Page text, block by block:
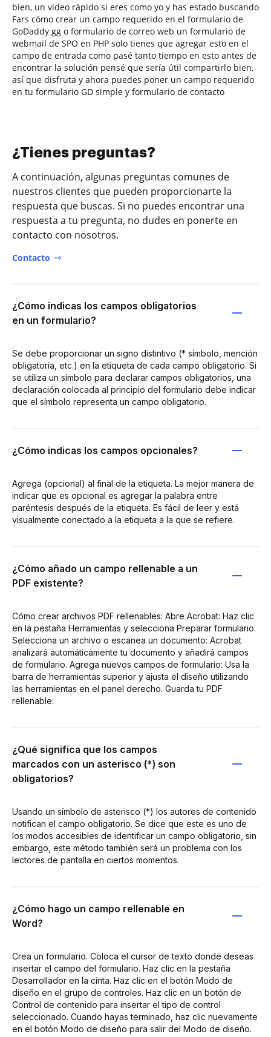
bien, un video rápido si eres como yo y has estado buscando
Fars cómo crear un campo requerido en el formulario de
GoDaddy gg o formulario de correo web un formulario de
webmail de SPO en PHP solo tienes que agregar esto en el
campo de entrada como pasé tanto tiempo en esto antes de
encontrar la solución pensé que sería útil compartirlo bien,
así que disfruta y ahora puedes poner un campo requerido
en tu formulario GD simple y formulario de contacto
¿Tienes preguntas?
A continuación, algunas preguntas comunes de
nuestros clientes que pueden proporcionarte la
respuesta que buscas. Si no puedes encontrar una
respuesta a tu pregunta, no dudes en ponerte en
contacto con nosotros.
Contacto
¿Cómo indicas los campos obligatorios
en un formulario?
Se debe proporcionar un signo distintivo (* símbolo, mención
obligatoria, etc.) en la etiqueta de cada campo obligatorio. Si
se utiliza un símbolo para declarar campos obligatorios, una
declaración colocada al principio del formulario debe indicar
que el símbolo representa un campo obligatorio.
¿Cómo indicas los campos opcionales?
Agrega (opcional) al final de la etiqueta. La mejor manera de
indicar que es opcional es agregar la palabra entre
paréntesis después de la etiqueta. Es fácil de leer y está
visualmente conectado a la etiqueta a la que se refiere.
¿Cómo añado un campo rellenable a un
PDF existente?
Cómo crear archivos PDF rellenables: Abre Acrobat: Haz clic
en la pestaña Herramientas y selecciona Preparar formulario.
Selecciona un archivo o escanea un documento: Acrobat
analizará automáticamente tu documento y añadirá campos
de formulario. Agrega nuevos campos de formulario: Usa la
barra de herramientas superior y ajusta el diseño utilizando
las herramientas en el panel derecho. Guarda tu PDF
rellenable:
¿Qué significa que los campos
marcados con un asterisco (*) son
obligatorios?
Usando un símbolo de asterisco (*) los autores de contenido
notifican el campo obligatorio. Se dice que este es uno de
los modos accesibles de identificar un campo obligatorio, sin
embargo, este método también será un problema con los
lectores de pantalla en ciertos momentos.
¿Cómo hago un campo rellenable en
Word?
Crea un formulario. Coloca el cursor de texto donde deseas
insertar el campo del formulario. Haz clic en la pestaña
Desarrollador en la cinta. Haz clic en el botón Modo de
diseño en el grupo de controles. Haz clic en un botón de
Control de contenido para insertar el tipo de control
seleccionado. Cuando hayas terminado, haz clic nuevamente
en el botón Modo de diseño para salir del Modo de diseño.